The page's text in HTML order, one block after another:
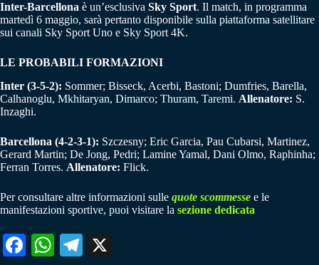
Inter-Barcellona è un’esclusiva Sky Sport. Il match, in programma
martedì 6 maggio, sarà pertanto disponibile sulla piattaforma satellitare
sui canali Sky Sport Uno e Sky Sport 4K.
LE PROBABILI FORMAZIONI
Inter (3-5-2): Sommer; Bisseck, Acerbi, Bastoni; Dumfries, Barella,
Calhanoglu, Mkhitaryan, Dimarco; Thuram, Taremi. Allenatore: S.
Inzaghi.
Barcellona (4-2-3-1): Szczesny; Eric Garcia, Pau Cubarsi, Martinez,
Gerard Martin; De Jong, Pedri; Lamine Yamal, Dani Olmo, Raphinha;
Ferran Torres. Allenatore: Flick.
Per consultare altre informazioni sulle quote scommesse e le
manifestazioni sportive, puoi visitare la sezione dedicata
Fa W
Te